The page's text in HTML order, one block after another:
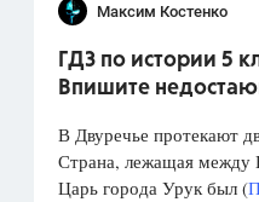
Максим Костенко
ГДЗ по истории 5
Впишите
В Двуречье протекают
Страна, лежащая между
Царь города Урук был (